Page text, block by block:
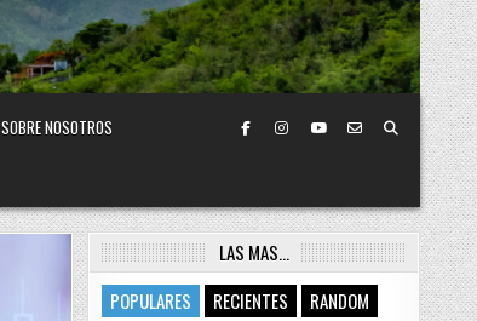
SOBRE NOSOTROS
LAS MAS…
POPULARES
RECIENTES RANDOM